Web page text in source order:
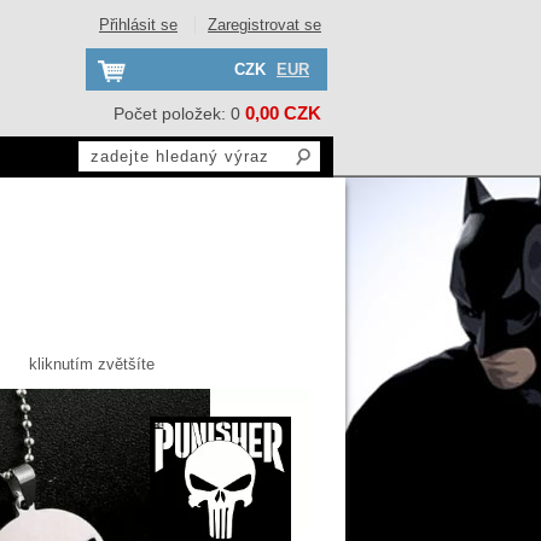
Počet položek: 0 0,00 CZK
CZK EUR
Přihlásit se Zaregistrovat se
kliknutím zvětšíte